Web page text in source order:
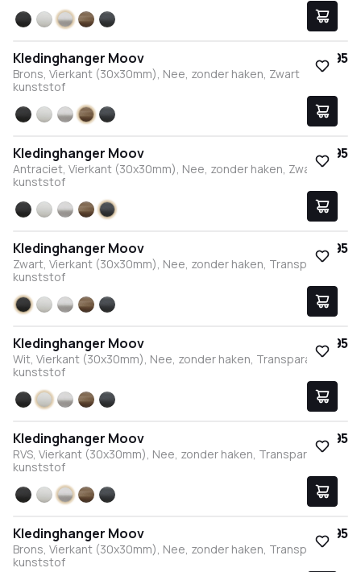
Zwart
WitRVSBronsAntraciet
Kledinghanger Moov
€ 17,95
Brons, Vierkant (30x30mm), Nee, zonder haken, Zwart
kunststof
ZwartWitRVSBronsAntraciet
Kledinghanger Moov
€ 17,95
Antraciet, Vierkant (30x30mm), Nee, zonder haken, Zwart
kunststof
ZwartWitRVSBronsAntraciet
Kledinghanger Moov
€ 17,95
Zwart, Vierkant (30x30mm), Nee, zonder haken, Transparant
kunststof
ZwartWitRVSBronsAntraciet
Kledinghanger Moov
€ 17,95
Wit, Vierkant (30x30mm), Nee, zonder haken, Transparant
kunststof
ZwartWitRVSBronsAntraciet
Kledinghanger Moov
€ 17,95
RVS, Vierkant (30x30mm), Nee, zonder haken, Transparant
kunststof
Zwart
WitRVSBronsAntraciet
Kledinghanger Moov
€ 17,95
Brons, Vierkant (30x30mm), Nee, zonder haken, Transparant
kunststof